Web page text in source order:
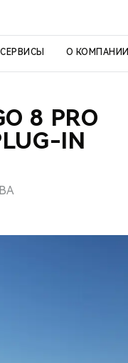
О КОМПАНИИ
8 PRO
IN